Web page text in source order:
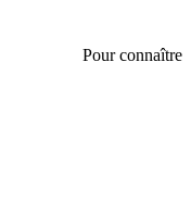
Pour connaître